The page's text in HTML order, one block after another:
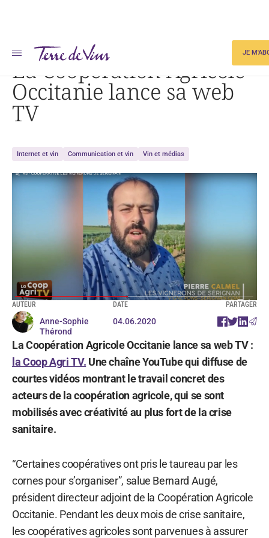
JE
Accueil La Coopération Agricole Occitanie lance sa web TV
La Coopération Agricole
Occitanie lance sa web
TV
Internet et vin Communication et vin Vin et médias
AUTEUR
Anne-Sophie
Thérond
DATE
04.06.2020
PARTAGER
La Coopération Agricole Occitanie lance sa web TV :
la Coop Agri TV. Une chaîne YouTube qui diffuse de
courtes vidéos montrant le travail concret des
acteurs de la coopération agricole, qui se sont
mobilisés avec créativité au plus fort de la crise
sanitaire.
“Certaines coopératives ont pris le taureau par les
cornes pour s’organiser”, salue Bernard Augé,
président directeur adjoint de la Coopération Agricole
Occitanie. Pendant les deux mois de crise sanitaire,
les coopératives agricoles sont parvenues à assurer